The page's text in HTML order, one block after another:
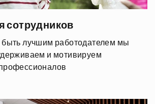
сотрудников
быть лучшим работодателем мы
и мотивируем